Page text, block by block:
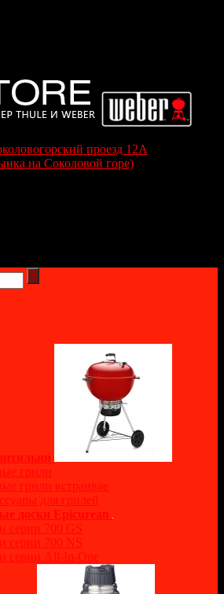
проезд 12А
на Соколовой горе)
грили
грили встраивае
для грилей
доски Epicurean
серии 700 GS
серии 700 NS
серии All-In-One